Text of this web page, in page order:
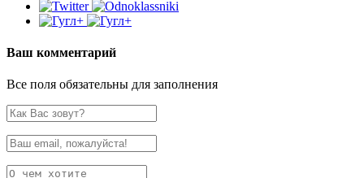
Ваш комментарий
Все поля обязательны для заполнения